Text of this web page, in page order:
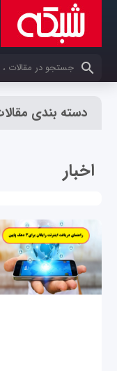
کلمات کلیدی خود را
دسته بندی
اخبار